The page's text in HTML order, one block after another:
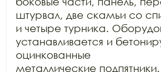
штурвал, две скамьи со
и четыре турника.
устанавливается и
оцинкованные
металлические